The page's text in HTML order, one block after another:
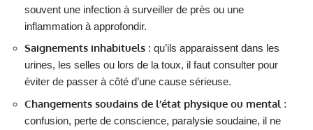
souvent une infection à surveiller de près ou une
inflammation à approfondir.
Saignements inhabituels : qu’ils apparaissent dans les
urines, les selles ou lors de la toux, il faut consulter pour
éviter de passer à côté d’une cause sérieuse.
Changements soudains de l’état physique ou mental :
confusion, perte de conscience, paralysie soudaine, il ne